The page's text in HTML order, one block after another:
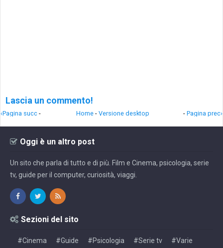
Lascia un commento!
‹Pagina succ - - Pagina prec›
Home - Versione desktop
Oggi è un altro post
Un sito che parla di tutto e di più. Film e Cinema, psicologia, serie
tv, guide per il computer, curiosità, viaggi.
Sezioni del sito
#Cinema #Guide #Psicologia #Serie tv
#Varie